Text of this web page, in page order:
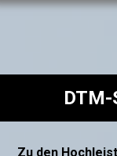
DTM-
Zu den